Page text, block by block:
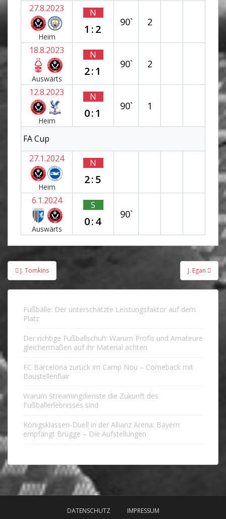
27.8.2023
Heim
N
1:2
90` 2
18.8.2023
Auswärts
N
2:1
90` 2
12.8.2023
Heim
N
0:1
90` 1
FA Cup
27.1.2024
Heim
N
2:5
6.1.2024
Auswärts
S
0:4
90`
Beitragsnavigation
J. Tomkins J. Egan
Fußbälle: Der unterschätzte Leistungsfaktor auf dem
Platz
Der richtige Fußballschuh: Warum Profis und Amateure
gleichermaßen auf ihr Material achten
FC Barcelona zurück im Camp Nou – Comeback mit
Baustellenflair
Warum Streamingdienste die Zukunft des
Fußballerlebnisses sind
Königsklassen-Duell in der Allianz Arena: Bayern
empfängt Brügge – Die Aufstellungen
DATENSCHUTZ IMPRESSUM